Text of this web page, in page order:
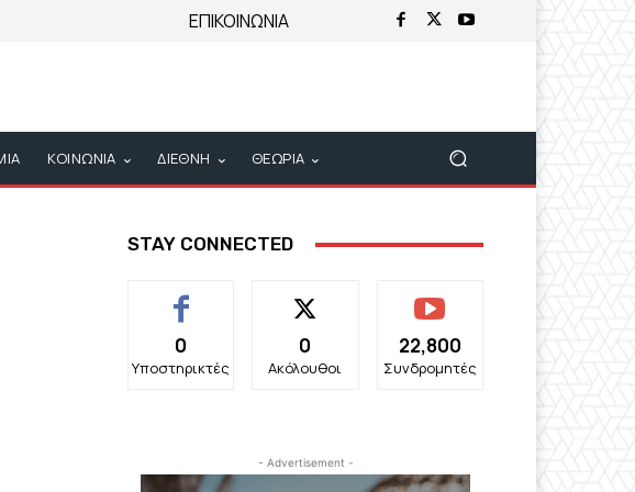
ΕΠΙΚΟΙΝΩΝΙΑ
ΚΟΙΝΩΝΙΑ ΔΙΕΘΝΗ ΘΕΩΡΙΑ
STAY CONNECTED
0
Υποστηρικτές
0
Ακόλουθοι
22,800
Συνδρομητές
- Advertisement -